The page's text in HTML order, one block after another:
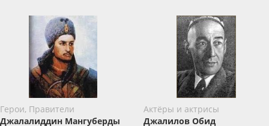
Герои, Правители
Джалалиддин Мангуберды
Актёры и актрисы
Джалилов Обид